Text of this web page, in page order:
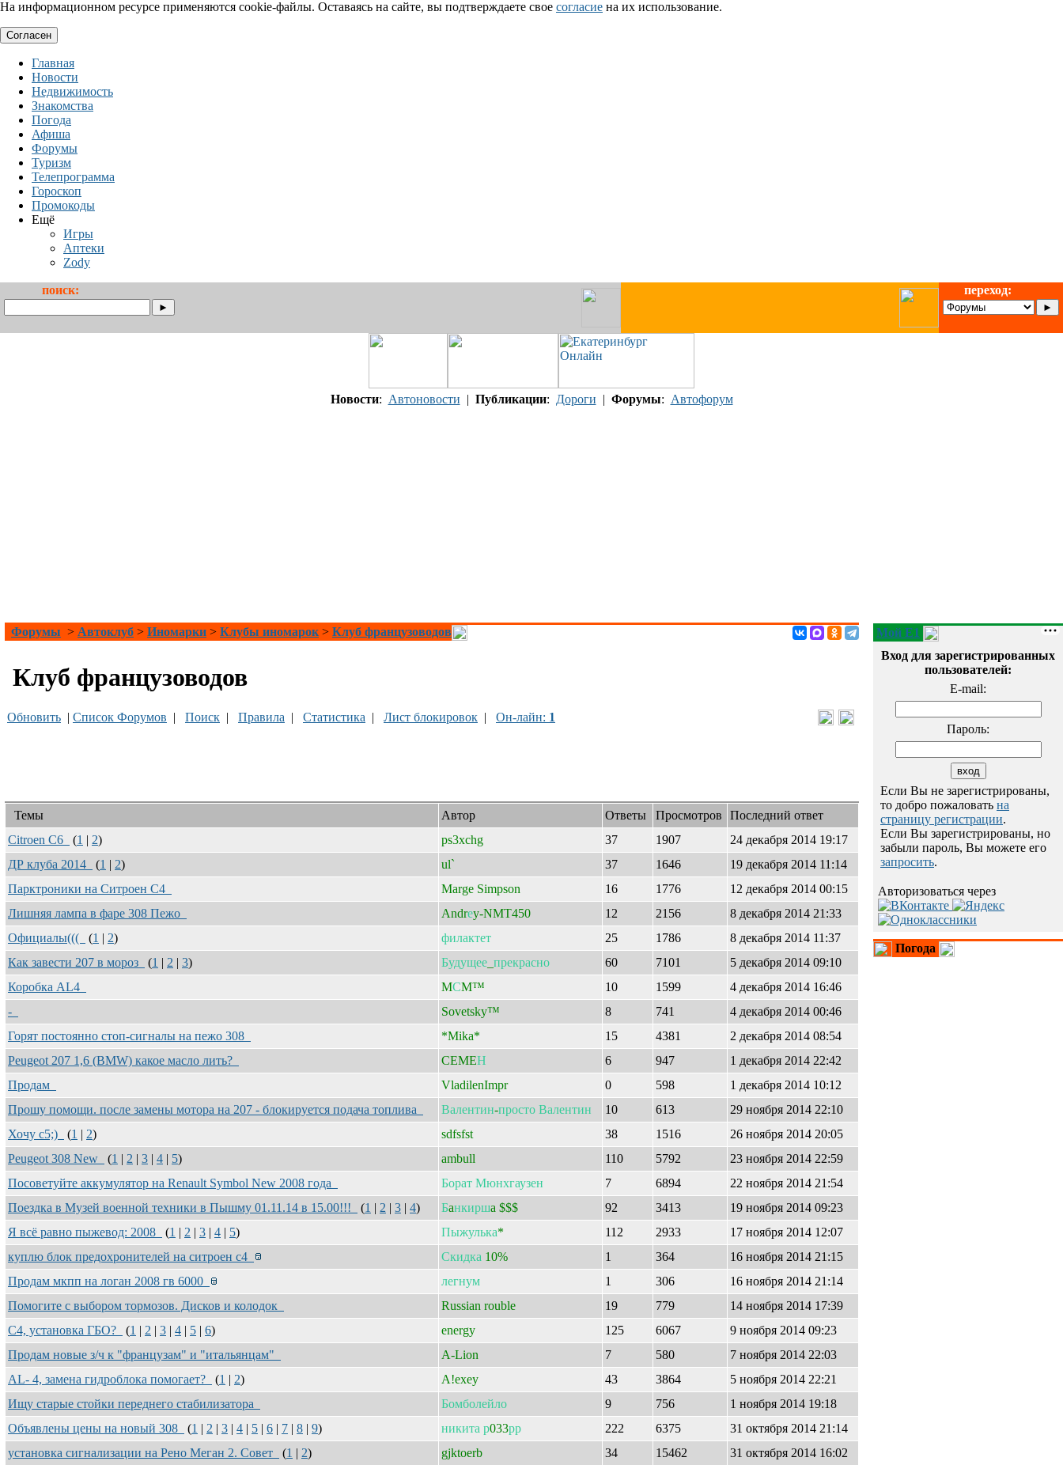
На информационном ресурсе применяются cookie-файлы. Оставаясь на сайте, вы подтверждаете свое согласие на их использование.
Согласен
Главная
Новости
Недвижимость
Знакомства
Погода
Афиша
Форумы
Туризм
Телепрограмма
Гороскоп
Промокоды
Ещё
Игры
Аптеки
Zody
поиск: переход:
Новости: Автоновости | Публикации: Дороги | Форумы: Автофорум
Форумы > Автоклуб > Иномарки > Клубы иномарок > Клуб французоводов
Клуб французоводов
Обновить | Список Форумов | Поиск | Правила | Статистика | Лист блокировок | Он-лайн: 1
Темы Автор Ответы Просмотров
Последний ответ
Citroen C6
(1 | 2) ps3xchg 37 1907
24 декабря 2014 19:17
ДР клуба 2014
(1 | 2) ul` 37 1646
19 декабря 2014 11:14
Парктроники на Ситроен С4
Marge Simpson 16 1776
12 декабря 2014 00:15
Лишняя лампа в фаре 308 Пежо
Andrеy-NMT450 12 2156
8 декабря 2014 21:33
Официалы(((
(1 | 2) филактет 25 1786
8 декабря 2014 11:37
Как завести 207 в мороз
(1 | 2 | 3) Будущее прекрасно 60 7101
5 декабря 2014 09:10
Коробка AL4
MСM™ 10 1599
4 декабря 2014 16:46
-
Sovetsky™ 8 741
4 декабря 2014 00:46
Горят постоянно стоп-сигналы на пежо 308
*Mika* 15 4381
2 декабря 2014 08:54
Peugeot 207 1,6 (BMW) какое масло лить?
CEMEН 6 947
1 декабря 2014 22:42
Продам
VladilenImpr 0 598
1 декабря 2014 10:12
Прошу помощи. после замены мотора на 207 - блокируется подача топлива
Валентин-просто Валентин 10 613
29 ноября 2014 22:10
Хочу с5;)
(1 | 2) sdfsfst 38 1516
26 ноября 2014 20:05
Peugeot 308 New
(1 | 2 | 3 | 4 | 5) ambull 110 5792
23 ноября 2014 22:59
Посоветуйте аккумулятор на Renault Symbol New 2008 года
Борат Мюнхгаузен 7 6894
22 ноября 2014 21:54
Поездка в Музей военной техники в Пышму 01.11.14 в 15.00!!!
(1 | 2 | 3 | 4) Бaнкиршa $$$ 92 3413
19 ноября 2014 09:23
Я всё равно пыжевод: 2008
(1 | 2 | 3 | 4 | 5) Пыжулька* 112 2933
17 ноября 2014 12:07
куплю блок предохронителей на ситроен с4
Скидка 10% 1 364
16 ноября 2014 21:15
Продам мкпп на логан 2008 гв 6000
легнум 1 306
16 ноября 2014 21:14
Помогите с выбором тормозов. Дисков и колодок
Russian rouble 19 779
14 ноября 2014 17:39
C4, установка ГБО?
(1 | 2 | 3 | 4 | 5 | 6) energy 125 6067
9 ноября 2014 09:23
Продам новые з/ч к "французам" и "итальянцам"
A-Lion 7 580
7 ноября 2014 22:03
AL- 4, замена гидроблока помогает?
(1 | 2) A!exey 43 3864
5 ноября 2014 22:21
Ищу старые стойки переднего стабилизатора
Бомболейло 9 756
1 ноября 2014 19:18
Объявлены цены на новый 308
(1 | 2 | 3 | 4 | 5 | 6 | 7 | 8 | 9) никита р033рр 222 6375
31 октября 2014 21:14
установка сигнализации на Рено Меган 2. Совет
(1 | 2) gjktoerb 34 15462
31 октября 2014 16:02
Мой E1
Вход для зарегистрированных
пользователей:
E-mail:
Пароль:
Если Вы не зарегистрированы,
то добро пожаловать на
страницу регистрации.
Если Вы зарегистрированы, но
забыли пароль, Вы можете его
запросить.
Авторизоваться через
Погода